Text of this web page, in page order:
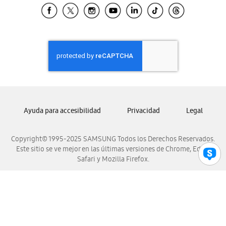
Samsung El Salvador
Samsung Honduras
Samsung Nicaragua
Samsung Panamá
Samsung Venezuela
Copyright© 1995-2025 SAMSUNG Todos los Derechos Reservados.
Este sitio se ve mejor en las últimas versiones de Chrome, Edge,
Safari y Mozilla Firefox.
Ayuda para accesibilidad Privacidad Legal